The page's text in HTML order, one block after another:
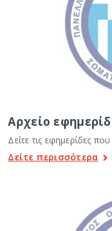
Αρχείο
Δείτε τις εφημερίδες
Δείτε περισσότερα